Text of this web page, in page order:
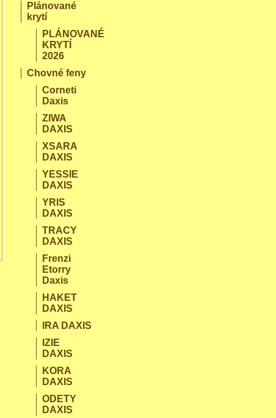
Plánované
krytí
PLÁNOVANÉ
KRYTÍ
2026
Chovné feny
Corneti
Daxis
ZIWA
DAXIS
XSARA
DAXIS
YESSIE
DAXIS
YRIS
DAXIS
TRACY
DAXIS
Frenzi
Etorry
Daxis
HAKET
DAXIS
IRA DAXIS
IZIE
DAXIS
KORA
DAXIS
ODETY
DAXIS